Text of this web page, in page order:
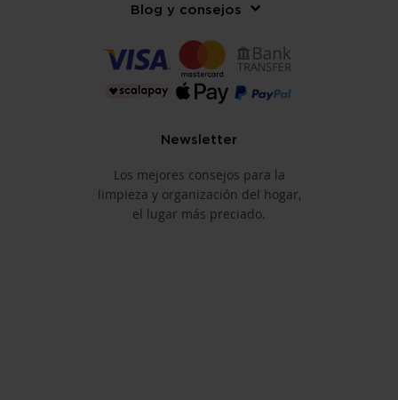
Blog y consejos
Newsletter
Los mejores consejos para la
limpieza y organización del hogar,
el lugar más preciado.